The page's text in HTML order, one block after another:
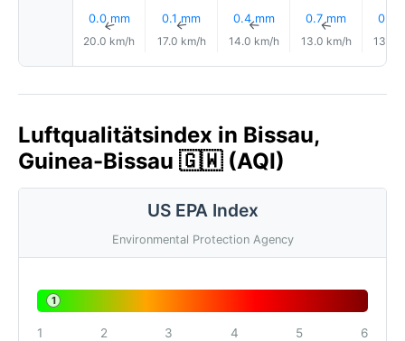
0.0 mm
↑
20.0 km/h
0.1 mm
↑
17.0 km/h
0.4 mm
↑
14.0 km/h
0.7 mm
↑
13.0 km/h
0.0
13.0
Luftqualitätsindex in Bissau,
Guinea-Bissau 🇬🇼 (AQI)
US EPA Index
Environmental Protection Agency
1
1 2 3 4 5 6